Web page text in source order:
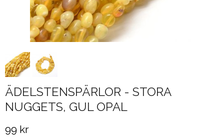
ÄDELSTENSPÄRLOR - STORA
NUGGETS, GUL OPAL
99 kr